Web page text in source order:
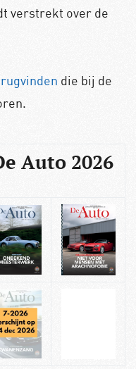
verstrekt over de
die bij de
Auto 2026